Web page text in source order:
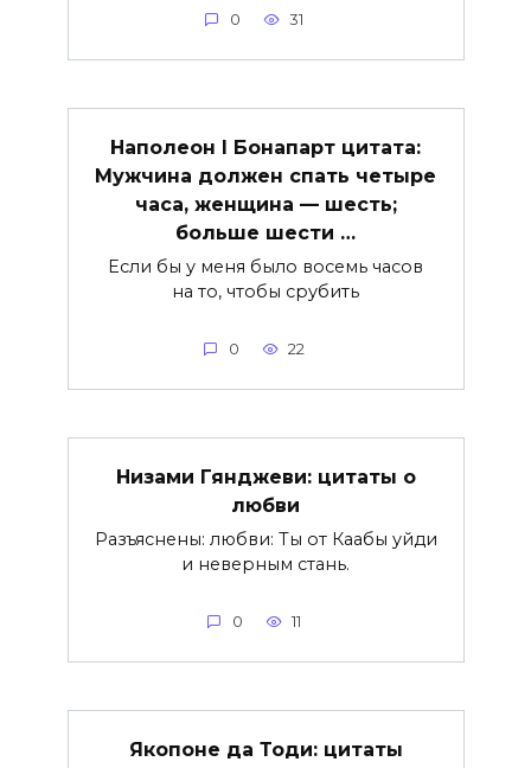
0 31
Наполеон I Бонапарт цитата:
Мужчина должен спать четыре
часа, женщина — шесть;
больше шести …
Если бы у меня было восемь часов
на то, чтобы срубить
0 22
Низами Гянджеви: цитаты о
любви
Разъяснены: любви: Ты от Каабы уйди
и неверным стань.
0 11
Якопоне да Тоди: цитаты